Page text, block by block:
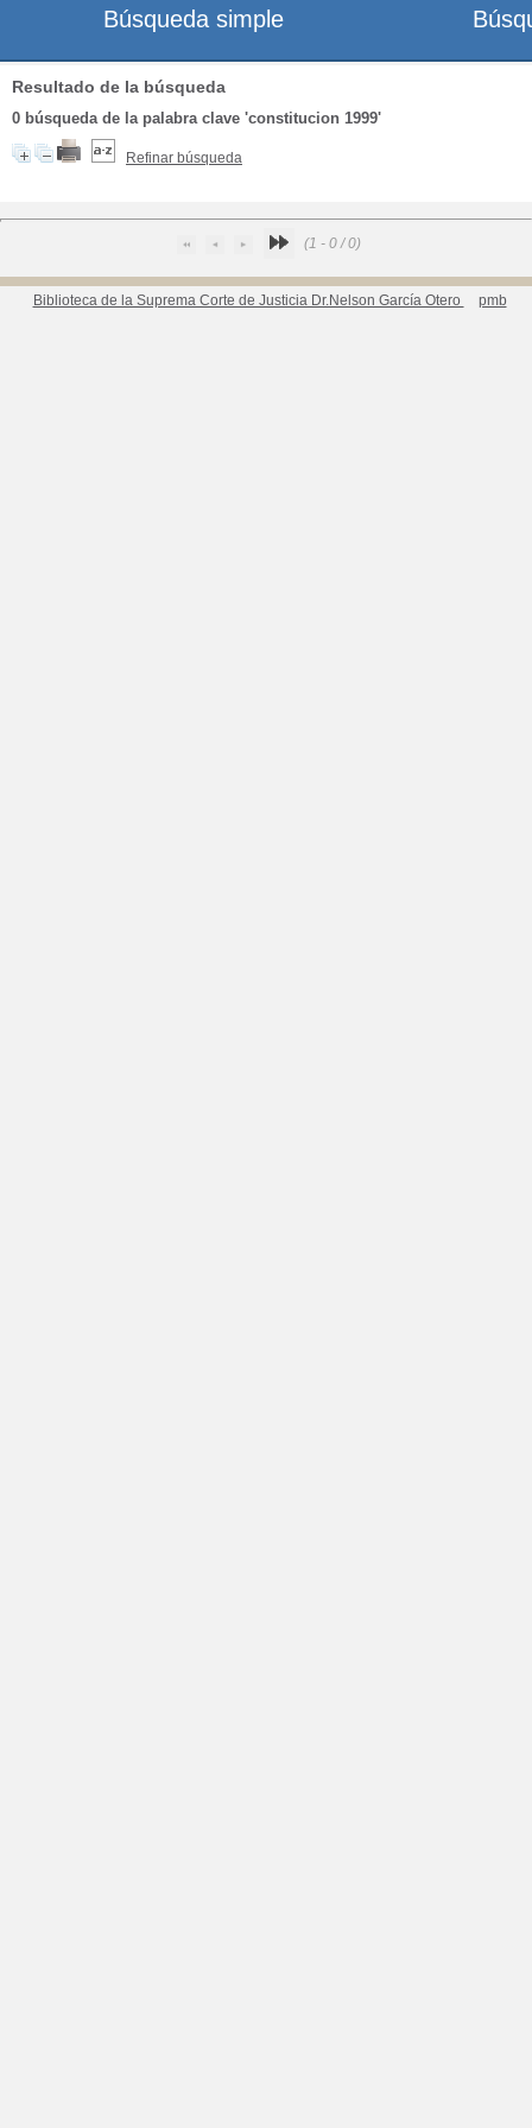
Resultado de la búsqueda
0 búsqueda de la palabra clave 'constitucion 1999'
Refinar búsqueda
(1 - 0 / 0)
Biblioteca de la Suprema Corte de Justicia Dr.Nelson García Otero pmb
Búsqueda simple